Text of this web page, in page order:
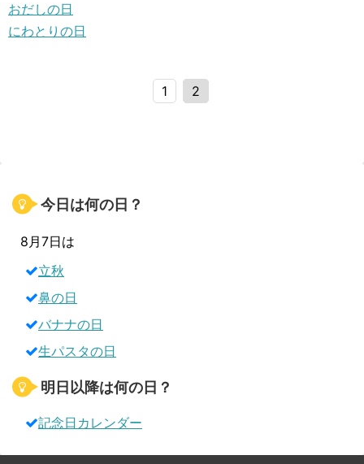
おだしの日
にわとりの日
1 2
今日は何の日？
8月7日は
立秋
鼻の日
バナナの日
生パスタの日
明日以降は何の日？
記念日カレンダー